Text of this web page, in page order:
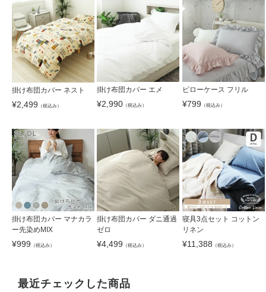
掛け布団カバー ネスト
¥2,499 （税込み）
掛け布団カバー エメ
¥2,990 （税込み）
ピローケース フリル
¥799 （税込み）
掛け布団カバー マナカラ
ー先染めMIX
¥999 （税込み）
掛け布団カバー ダニ通過
ゼロ
¥4,499 （税込み）
寝具3点セット コットン
リネン
¥11,388 （税込み）
最近チェックした商品